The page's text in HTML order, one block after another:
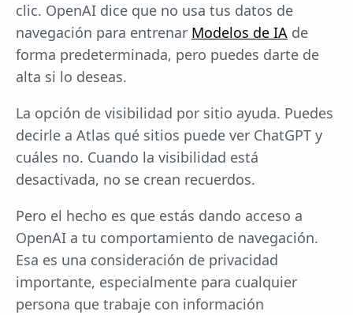
clic. OpenAI dice que no usa tus datos de
navegación para entrenar Modelos de IA de
forma predeterminada, pero puedes darte de
alta si lo deseas.
La opción de visibilidad por sitio ayuda. Puedes
decirle a Atlas qué sitios puede ver ChatGPT y
cuáles no. Cuando la visibilidad está
desactivada, no se crean recuerdos.
Pero el hecho es que estás dando acceso a
OpenAI a tu comportamiento de navegación.
Esa es una consideración de privacidad
importante, especialmente para cualquier
persona que trabaje con información